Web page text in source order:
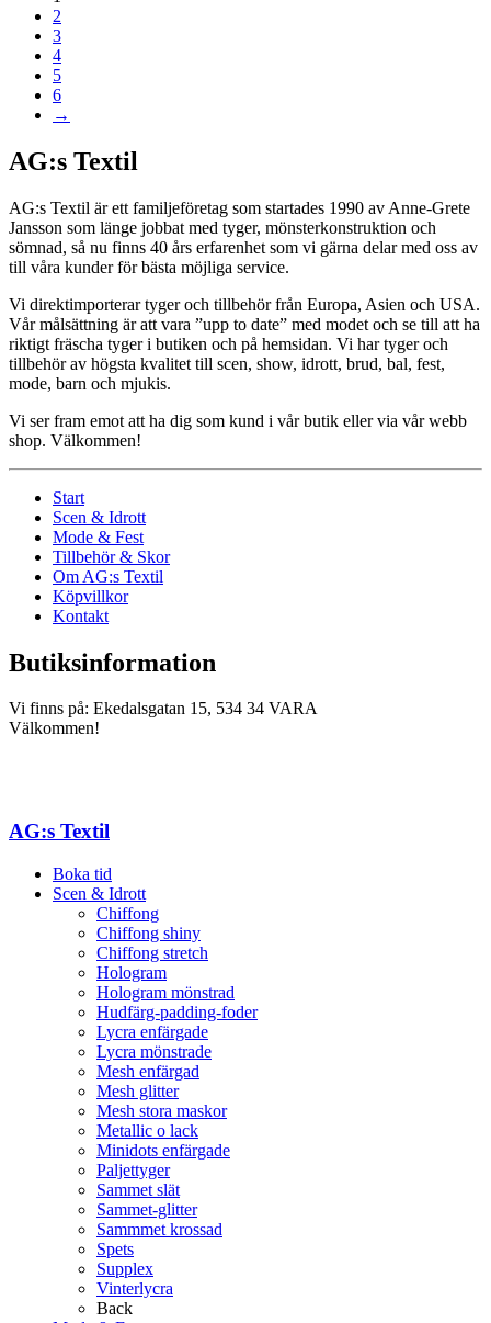
2
3
4
5
6
→
AG:s Textil
AG:s Textil är ett familjeföretag som startades 1990 av Anne-Grete
Jansson som länge jobbat med tyger, mönsterkonstruktion och
sömnad, så nu finns 40 års erfarenhet som vi gärna delar med oss av
till våra kunder för bästa möjliga service.
Vi direktimporterar tyger och tillbehör från Europa, Asien och USA.
Vår målsättning är att vara ”upp to date” med modet och se till att ha
riktigt fräscha tyger i butiken och på hemsidan. Vi har tyger och
tillbehör av högsta kvalitet till scen, show, idrott, brud, bal, fest,
mode, barn och mjukis.
Vi ser fram emot att ha dig som kund i vår butik eller via vår webb
shop. Välkommen!
Start
Scen & Idrott
Mode & Fest
Tillbehör & Skor
Om AG:s Textil
Köpvillkor
Kontakt
Butiksinformation
Vi finns på: Ekedalsgatan 15, 534 34 VARA
Välkommen!
AG:s Textil
Boka tid
Scen & Idrott
Chiffong
Chiffong shiny
Chiffong stretch
Hologram
Hologram mönstrad
Hudfärg-padding-foder
Lycra enfärgade
Lycra mönstrade
Mesh enfärgad
Mesh glitter
Mesh stora maskor
Metallic o lack
Minidots enfärgade
Paljettyger
Sammet slät
Sammet-glitter
Sammmet krossad
Spets
Supplex
Vinterlycra
Back